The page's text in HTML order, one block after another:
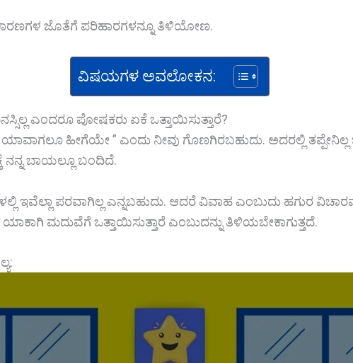
ಜೊತೆಗೆ ಪರಿಹಾರಗಳನ್ನೂ ತಿಳಿಯೋಣ.
ವಿಷಯಗಳ ಅವಲೋಕನ:
ಎಂದರೂ ಪೋಷಕರು ಏಕೆ ಒತ್ತಾಯಿಸುತ್ತಾರೆ?
ಹೀಗೆಯೇ ” ಎಂದು ನೀವು ಗೊಣಗಿರಬಹುದು. ಅದರಲ್ಲಿ
ನನ್ನ ಬಾಯಲ್ಲೂ ಬಂದಿದೆ.
ಇವೆಲ್ಲಾ ಪರವಾಗಿಲ್ಲ ಎನ್ನಬಹುದು. ಆದರೆ ವಿವಾಹ ಎಂಬುದು ಹಗುರ
ಮದುವೆಗೆ ಒತ್ತಾಯಿಸುತ್ತಾರೆ ಎಂಬುದನ್ನು ತಿಳಿಯಬೇಕಾಗುತ್ತದೆ.